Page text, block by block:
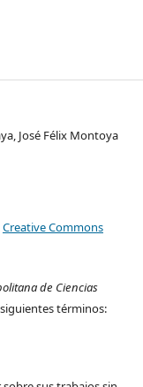
José Félix Montoya
Creative Commons
de Ciencias
términos: